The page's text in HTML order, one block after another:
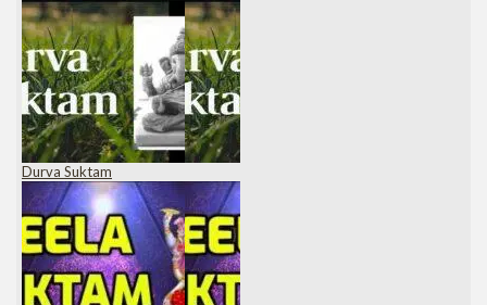
Durva Suktam